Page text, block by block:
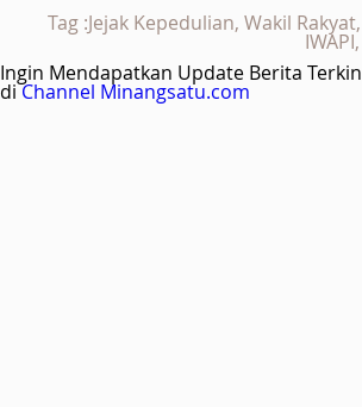
Tag :Jejak Kepedulian, Wakil
Ingin Mendapatkan Update Berita
diChannel Minangsatu.com